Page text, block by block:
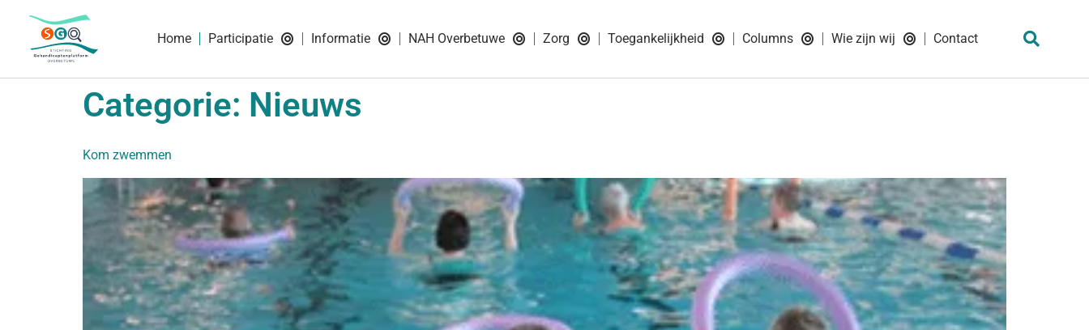
Home Participatie Informatie NAH Overbetuwe Zorg Toegankelijkheid Columns Wie zijn wij Contact
Categorie: Nieuws
Kom zwemmen